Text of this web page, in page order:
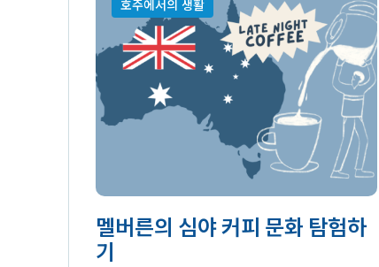
호주에서의 생활
멜버른의 심야 커피 문화 탐험하
기